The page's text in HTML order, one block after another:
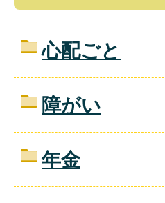
心配ごと
障がい
年金